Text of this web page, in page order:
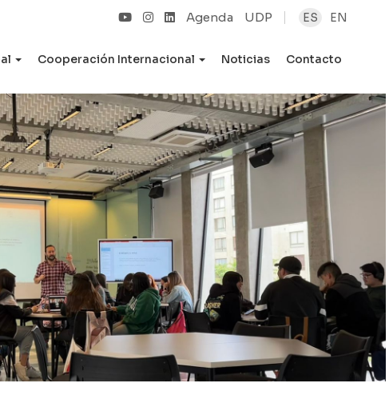
Agenda UDP ES EN
Cooperación Internacional Noticias Contacto